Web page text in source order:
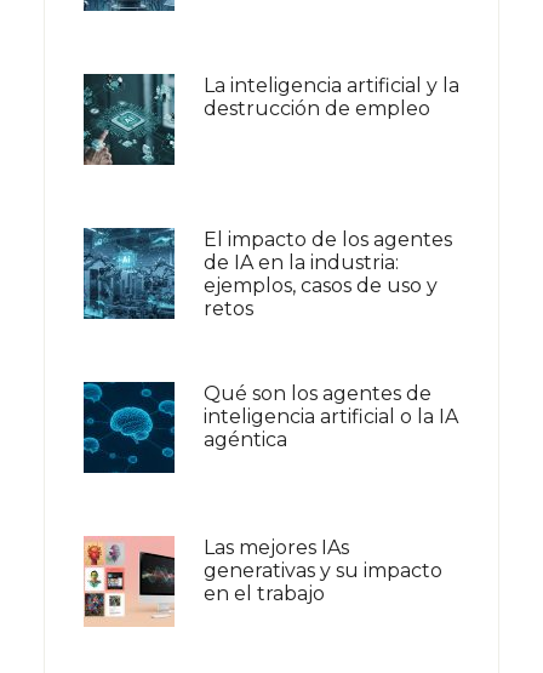
La inteligencia artificial y la
destrucción de empleo
El impacto de los agentes
de IA en la industria:
ejemplos, casos de uso y
retos
Qué son los agentes de
inteligencia artificial o la IA
agéntica
Las mejores IAs
generativas y su impacto
en el trabajo